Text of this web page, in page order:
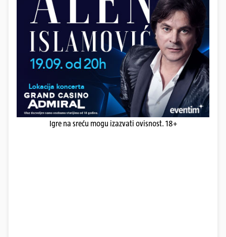
Igre na sreću mogu izazvati ovisnost. 18+